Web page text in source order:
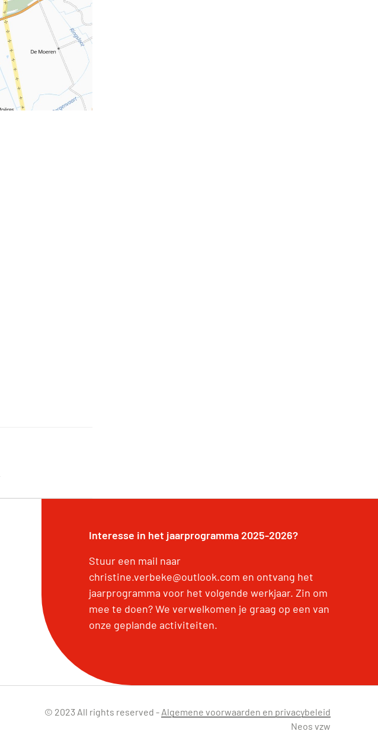
Interesse in het jaarprogramma 2025-2026?
Stuur een mail naar
christine.verbeke@outlook.com en ontvang het
jaarprogramma voor het volgende werkjaar. Zin om
mee te doen? We verwelkomen je graag op een van
onze geplande activiteiten.
© 2023 All rights reserved - Algemene voorwaarden en privacybeleid
Neos vzw